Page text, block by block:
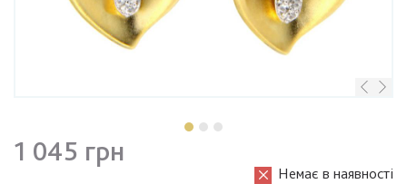
1 045 грн
Немає в наявності